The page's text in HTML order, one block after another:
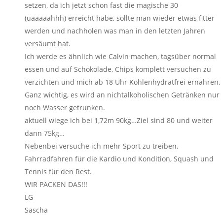
setzen, da ich jetzt schon fast die magische 30
(uaaaaahhh) erreicht habe, sollte man wieder etwas fitter
werden und nachholen was man in den letzten Jahren
versäumt hat.
Ich werde es ähnlich wie Calvin machen, tagsüber normal
essen und auf Schokolade, Chips komplett versuchen zu
verzichten und mich ab 18 Uhr Kohlenhydratfrei ernähren.
Ganz wichtig, es wird an nichtalkoholischen Getränken nur
noch Wasser getrunken.
aktuell wiege ich bei 1,72m 90kg…Ziel sind 80 und weiter
dann 75kg…
Nebenbei versuche ich mehr Sport zu treiben,
Fahrradfahren für die Kardio und Kondition, Squash und
Tennis für den Rest.
WIR PACKEN DAS!!!
LG
Sascha